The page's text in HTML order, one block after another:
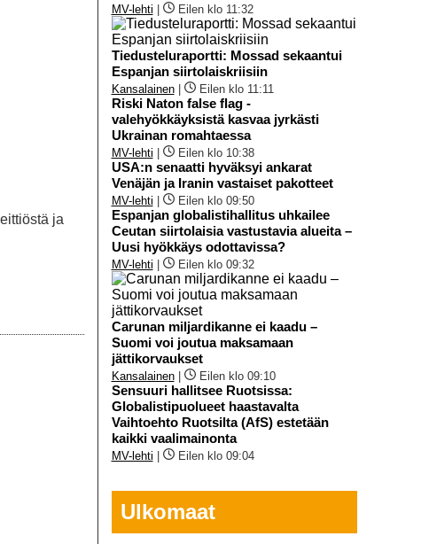
ja
MV-lehti Eilen klo 11:32
Tiedusteluraportti: Mossad sekaantui
Espanjan siirtolaiskriisiin
Kansalainen| Eilen klo 11:11
Riski Naton false flag -
valehyökkäyksistä kasvaa jyrkästi
Ukrainan romahtaessa
MV-lehti Eilen klo 10:38
USA:n senaatti hyväksyi ankarat
Venäjän ja Iranin vastaiset pakotteet
MV-lehti Eilen klo 09:50
Espanjan globalistihallitus uhkailee
Ceutan siirtolaisia vastustavia alueita –
Uusi hyökkäys odottavissa?
MV-lehti Eilen klo 09:32
Carunan miljardikanne ei kaadu –
Suomi voi joutua maksamaan
jättikorvaukset
Kansalainen| Eilen klo 09:10
Sensuuri hallitsee Ruotsissa:
Globalistipuolueet haastavalta
Vaihtoehto Ruotsilta (AfS) estetään
kaikki vaalimainonta
MV-lehti Eilen klo 09:04
Ulkomaat